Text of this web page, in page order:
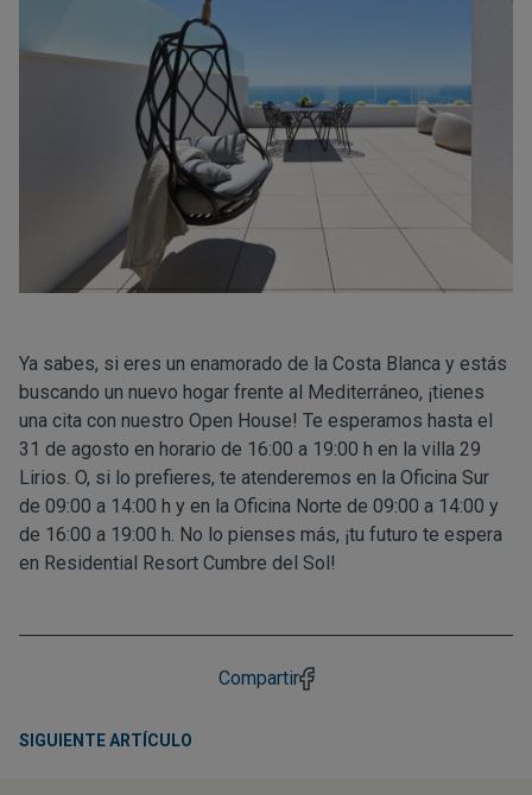
Ya sabes, si eres un enamorado de la Costa Blanca y estás
buscando un nuevo hogar frente al Mediterráneo, ¡tienes
una cita con nuestro Open House! Te esperamos hasta el
31 de agosto en horario de 16:00 a 19:00 h en la villa 29
Lirios. O, si lo prefieres, te atenderemos en la Oficina Sur
de 09:00 a 14:00 h y en la Oficina Norte de 09:00 a 14:00 y
de 16:00 a 19:00 h. No lo pienses más, ¡tu futuro te espera
en Residential Resort Cumbre del Sol!
Compartir
SIGUIENTE ARTÍCULO